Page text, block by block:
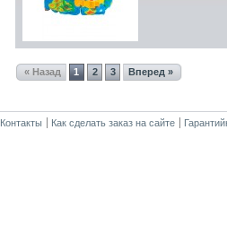
« Назад 1 2 3 Вперед »
Контакты Как сделать заказ на сайте